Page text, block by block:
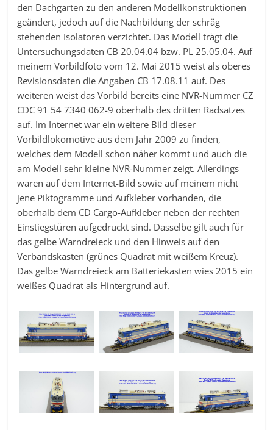
den Dachgarten zu den anderen Modellkonstruktionen
geändert, jedoch auf die Nachbildung der schräg
stehenden Isolatoren verzichtet. Das Modell trägt die
Untersuchungsdaten CB 20.04.04 bzw. PL 25.05.04. Auf
meinem Vorbildfoto vom 12. Mai 2015 weist als oberes
Revisionsdaten die Angaben CB 17.08.11 auf. Des
weiteren weist das Vorbild bereits eine NVR-Nummer CZ
CDC 91 54 7340 062-9 oberhalb des dritten Radsatzes
auf. Im Internet war ein weitere Bild dieser
Vorbildlokomotive aus dem Jahr 2009 zu finden,
welches dem Modell schon näher kommt und auch die
am Modell sehr kleine NVR-Nummer zeigt. Allerdings
waren auf dem Internet-Bild sowie auf meinem nicht
jene Piktogramme und Aufkleber vorhanden, die
oberhalb dem CD Cargo-Aufkleber neben der rechten
Einstiegstüren aufgedruckt sind. Dasselbe gilt auch für
das gelbe Warndreieck und den Hinweis auf den
Verbandskasten (grünes Quadrat mit weißem Kreuz).
Das gelbe Warndreieck am Batteriekasten wies 2015 ein
weißes Quadrat als Hintergrund auf.